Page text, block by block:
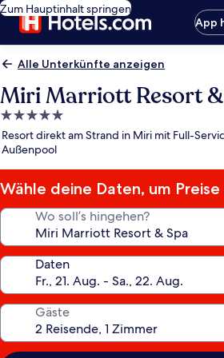
Zum Hauptinhalt springen
App
Alle Unterkünfte anzeigen
Miri Marriott Resort
5.0-
Sterne-
Unterkunft
Resort direkt am Strand in Miri mit Full-
Außenpool
Wähle deine Daten, um Preise
Wo soll’s hingehen?
Daten
Gäste